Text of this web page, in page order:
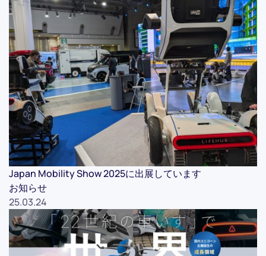
Japan Mobility Show 2025に出展しています
お知らせ
25.03.24